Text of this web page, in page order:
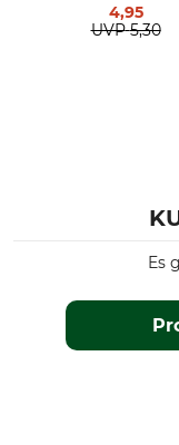
4,95
UVP 5,30
Es